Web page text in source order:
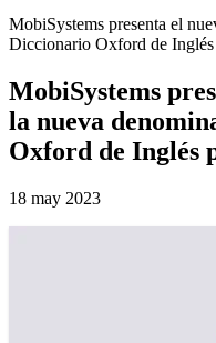
MobiSystems presenta el
Diccionario Oxford de
MobiSystems
la nueva
Oxford de Inglés
18 may 2023